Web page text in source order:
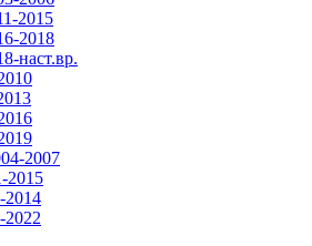
2015
2018
наст.вр.
2007
2015
2014
2022